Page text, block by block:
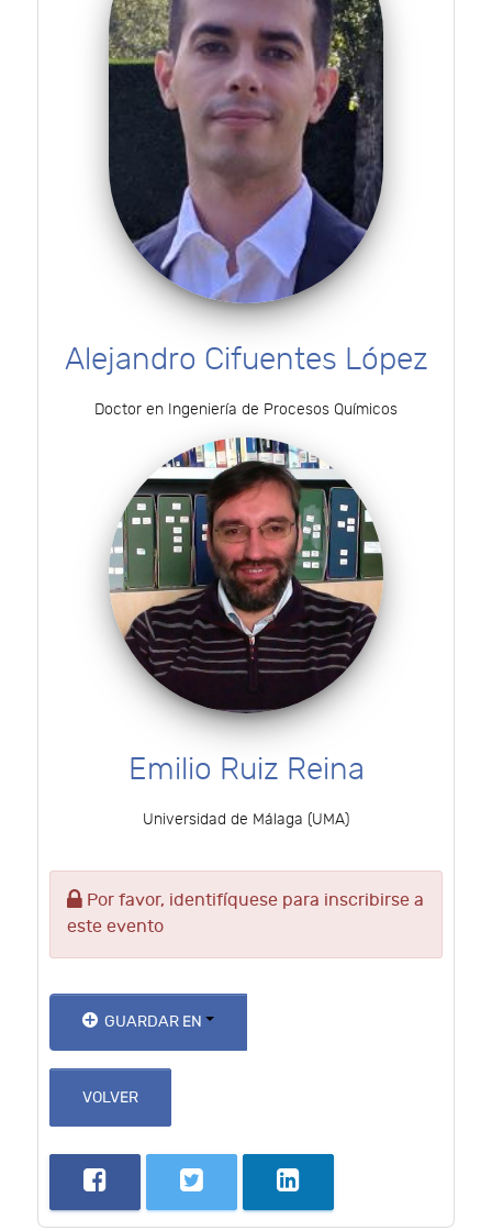
Alejandro Cifuentes López
Doctor en Ingeniería de Procesos Químicos
Emilio Ruiz Reina
Universidad de Málaga (UMA)
Por favor, identifíquese para inscribirse a
este evento
GUARDAR EN
VOLVER